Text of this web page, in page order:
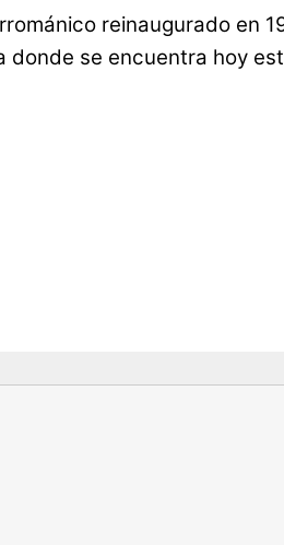
reinaugurado en
se encuentra hoy